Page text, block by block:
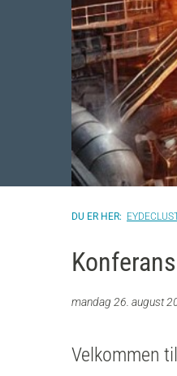
mandag 26. august
Velkommen